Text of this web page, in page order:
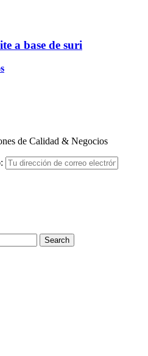
a base de suri
de Calidad & Negocios
Search